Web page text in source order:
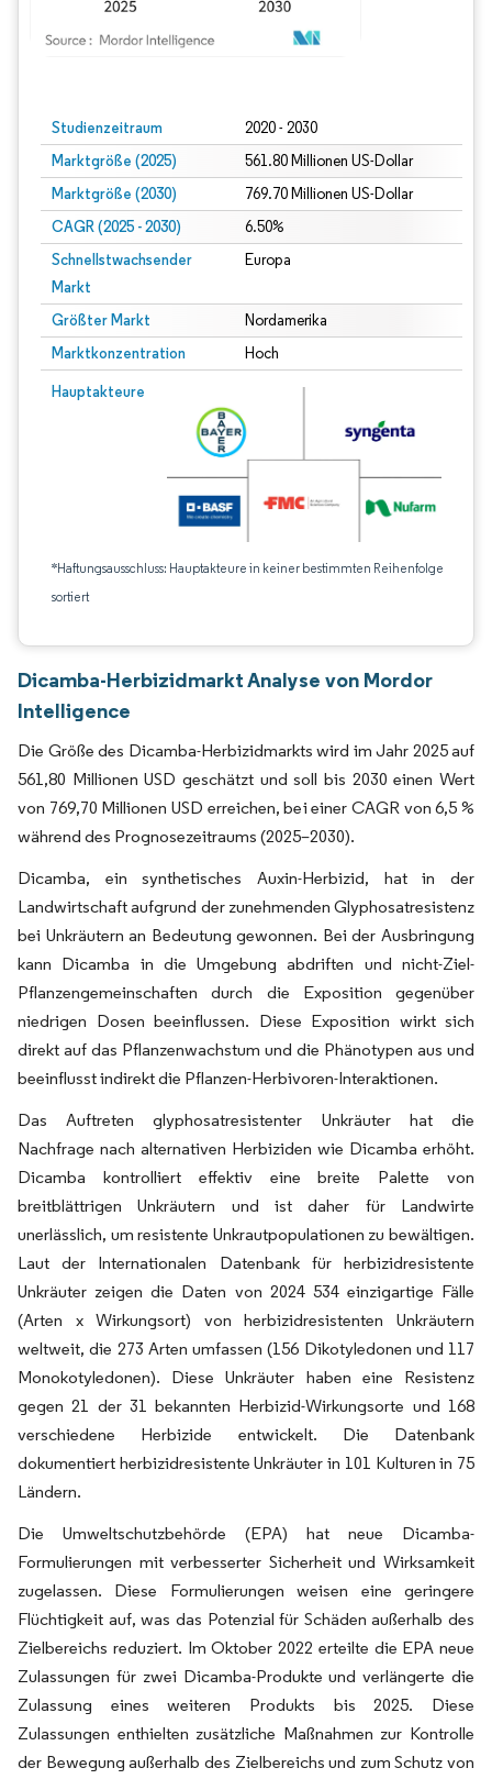
Studienzeitraum 2020 - 2030
Marktgröße (2025) 561.80 Millionen US-Dollar
Marktgröße (2030) 769.70 Millionen US-Dollar
CAGR (2025 - 2030) 6.50%
Schnellstwachsender
Markt
Europa
Größter Markt Nordamerika
Marktkonzentration Hoch
Hauptakteure
*Haftungsausschluss: Hauptakteure in keiner bestimmten Reihenfolge
sortiert
Dicamba-Herbizidmarkt Analyse von Mordor
Intelligence
Die Größe des Dicamba-Herbizidmarkts wird im Jahr 2025 auf
561,80 Millionen USD geschätzt und soll bis 2030 einen Wert
von 769,70 Millionen USD erreichen, bei einer CAGR von 6,5 %
während des Prognosezeitraums (2025–2030).
Dicamba, ein synthetisches Auxin-Herbizid, hat in der
Landwirtschaft aufgrund der zunehmenden Glyphosatresistenz
bei Unkräutern an Bedeutung gewonnen. Bei der Ausbringung
kann Dicamba in die Umgebung abdriften und nicht-Ziel-
Pflanzengemeinschaften durch die Exposition gegenüber
niedrigen Dosen beeinflussen. Diese Exposition wirkt sich
direkt auf das Pflanzenwachstum und die Phänotypen aus und
beeinflusst indirekt die Pflanzen-Herbivoren-Interaktionen.
Das Auftreten glyphosatresistenter Unkräuter hat die
Nachfrage nach alternativen Herbiziden wie Dicamba erhöht.
Dicamba kontrolliert effektiv eine breite Palette von
breitblättrigen Unkräutern und ist daher für Landwirte
unerlässlich, um resistente Unkrautpopulationen zu bewältigen.
Laut der Internationalen Datenbank für herbizidresistente
Unkräuter zeigen die Daten von 2024 534 einzigartige Fälle
(Arten x Wirkungsort) von herbizidresistenten Unkräutern
weltweit, die 273 Arten umfassen (156 Dikotyledonen und 117
Monokotyledonen). Diese Unkräuter haben eine Resistenz
gegen 21 der 31 bekannten Herbizid-Wirkungsorte und 168
verschiedene Herbizide entwickelt. Die Datenbank
dokumentiert herbizidresistente Unkräuter in 101 Kulturen in 75
Ländern.
Die Umweltschutzbehörde (EPA) hat neue Dicamba-
Formulierungen mit verbesserter Sicherheit und Wirksamkeit
zugelassen. Diese Formulierungen weisen eine geringere
Flüchtigkeit auf, was das Potenzial für Schäden außerhalb des
Zielbereichs reduziert. Im Oktober 2022 erteilte die EPA neue
Zulassungen für zwei Dicamba-Produkte und verlängerte die
Zulassung eines weiteren Produkts bis 2025. Diese
Zulassungen enthielten zusätzliche Maßnahmen zur Kontrolle
der Bewegung außerhalb des Zielbereichs und zum Schutz von